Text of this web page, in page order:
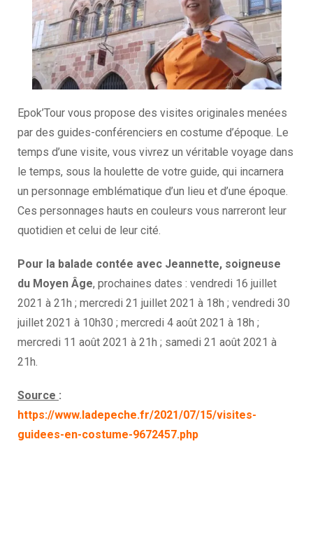
Epok’Tour vous propose des visites originales menées
par des guides-conférenciers en costume d’époque. Le
temps d’une visite, vous vivrez un véritable voyage dans
le temps, sous la houlette de votre guide, qui incarnera
un personnage emblématique d’un lieu et d’une époque.
Ces personnages hauts en couleurs vous narreront leur
quotidien et celui de leur cité.
Pour la balade contée avec Jeannette, soigneuse
du Moyen Âge, prochaines dates : vendredi 16 juillet
2021 à 21h ; mercredi 21 juillet 2021 à 18h ; vendredi 30
juillet 2021 à 10h30 ; mercredi 4 août 2021 à 18h ;
mercredi 11 août 2021 à 21h ; samedi 21 août 2021 à
21h.
Source :
https://www.ladepeche.fr/2021/07/15/visites-
guidees-en-costume-9672457.php